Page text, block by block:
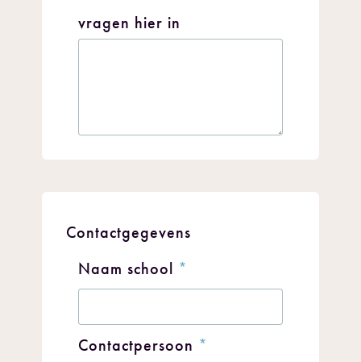
vragen hier in
Contactgegevens
Naam school *
Contactpersoon *